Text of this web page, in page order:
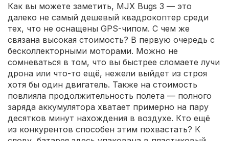
Как вы можете заметить, MJX Bugs 3 — это
далеко не самый дешевый квадрокоптер среди
тех, что не оснащены GPS-чипом. С чем же
связана высокая стоимость? В первую очередь с
бесколлекторными моторами. Можно не
сомневаться в том, что вы быстрее сломаете лучи
дрона или что-то ещё, нежели выйдет из строя
хотя бы один двигатель. Также на стоимость
повлияла продолжительность полета — полного
заряда аккумулятора хватает примерно на пару
десятков минут нахождения в воздухе. Кто ещё
из конкурентов способен этим похвастать? К